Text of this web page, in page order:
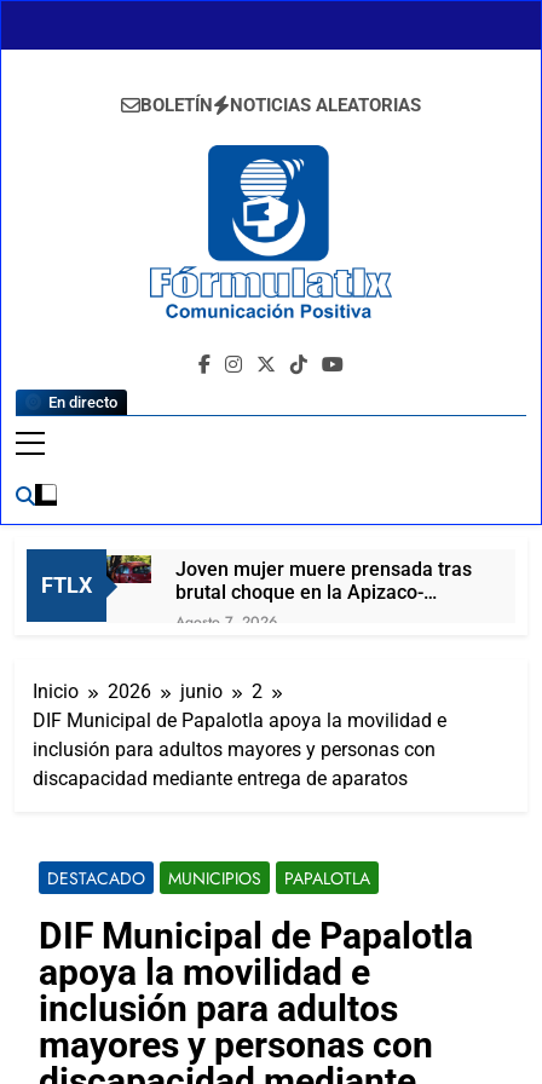
BOLETÍN NOTICIAS ALEATORIAS
En directo
FormulaTlx
Comunicación Positiva
FTLX
Joven mujer muere prensada tras
brutal choque en la Apizaco-
Tlaxco
Agosto 7, 2026
Ferias 2026: La Flor Tlaxcalteca”
Agosto 7, 2026
Carlos Augusto Pérez Hernández
reafirma su compromiso con la
capital de Tlaxcala a través del
Agosto 7, 2026
Agosto 7, 2026
¡San Lorenzo Soltepec tiene
Agosto 7, 2026
Ganadero se contagia de gusano
barrenador; las autoridades al
pendiente del caso
Agosto 6, 2026
Inaugura Alcalde De Tlaxcala
Rehabilitación De La Cancha Blas
Inicio 2026 junio
2
DIF Municipal de Papalotla apoya la movilidad e
inclusión para adultos mayores y personas con
discapacidad mediante entrega de aparatos
DESTACADO MUNICIPIOS PAPALOTLA
DIF Municipal de Papalotla
apoya la movilidad e
inclusión para adultos
mayores y personas con